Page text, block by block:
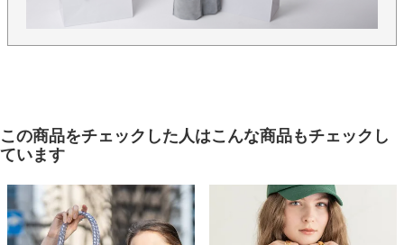
この商品をチェックした人はこんな商品もチェックし
ています